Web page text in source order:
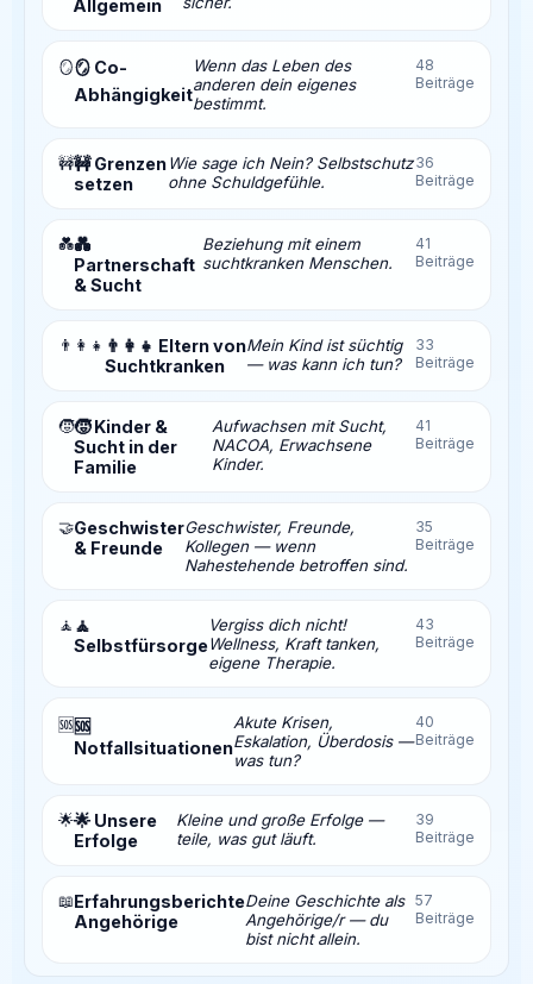
Allgemein
🪞🪞 Co-
Abhängigkeit
Wenn das Leben des
anderen dein eigenes
bestimmt.
48
Beiträge
🚧🚧 Grenzen
setzen
Wie sage ich Nein? Selbstschutz
ohne Schuldgefühle.
36
Beiträge
💑💑
Partnerschaft
& Sucht
Beziehung mit einem
suchtkranken Menschen.
41
Beiträge
👨‍👩‍👧 👨‍👩‍👧 Eltern von
Suchtkranken
Mein Kind ist süchtig
— was kann ich tun?
33
Beiträge
🧒🧒 Kinder &
Sucht in der
Familie
Aufwachsen mit Sucht,
NACOA, Erwachsene
Kinder.
41
Beiträge
🤝Geschwister
& Freunde
Geschwister, Freunde,
Kollegen — wenn
Nahestehende betroffen sind.
35
Beiträge
🧘 🧘
Selbstfürsorge
Vergiss dich nicht!
Wellness, Kraft tanken,
eigene Therapie.
43
Beiträge
🆘🆘
Notfallsituationen
Akute Krisen,
Eskalation, Überdosis —
was tun?
40
Beiträge
🌟🌟 Unsere
Erfolge
Kleine und große Erfolge —
teile, was gut läuft.
39
Beiträge
📖Erfahrungsberichte
Angehörige
Deine Geschichte als
Angehörige/r — du
bist nicht allein.
57
Beiträge